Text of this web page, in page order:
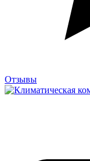
Отзывы